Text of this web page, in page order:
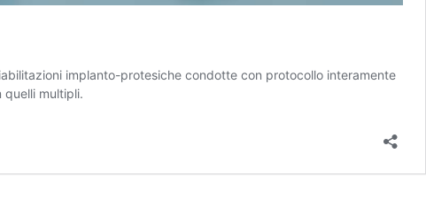
implanto-protesiche condotte con protocollo interamente
multipli.